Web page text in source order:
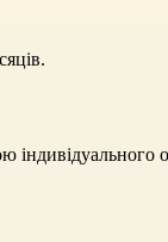
індивідуального